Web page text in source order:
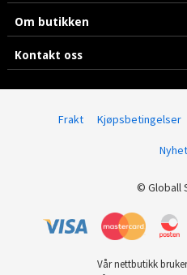
Om butikken
Kontakt oss
Frakt Kjøpsbetingelser
© Globall
Vår nettbutikk